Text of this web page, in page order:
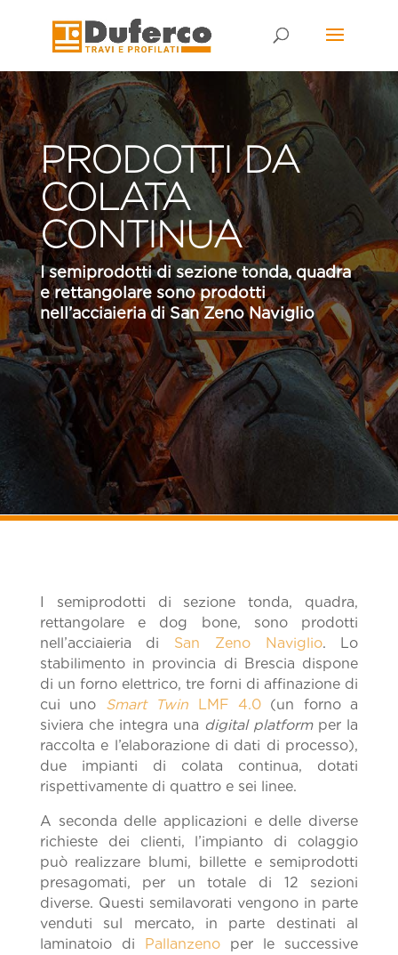
PRODOTTI DA
COLATA
CONTINUA
I semiprodotti di sezione tonda, quadra
e rettangolare sono prodotti
nell’acciaieria di San Zeno Naviglio
I semiprodotti di sezione tonda, quadra,
rettangolare e dog bone, sono prodotti
nell’acciaieria di San Zeno Naviglio. Lo
stabilimento in provincia di Brescia dispone
di un forno elettrico, tre forni di affinazione di
cui uno Smart Twin LMF 4.0(un forno a
siviera che integra una digital platformper la
raccolta e l’elaborazione di dati di processo),
due impianti di colata continua, dotati
rispettivamente di quattro e sei linee.
A seconda delle applicazioni e delle diverse
richieste dei clienti, l’impianto di colaggio
può realizzare blumi, billette e semiprodotti
presagomati, per un totale di 12 sezioni
diverse. Questi semilavorati vengono in parte
venduti sul mercato, in parte destinati al
laminatoio di Pallanzenoper le successive